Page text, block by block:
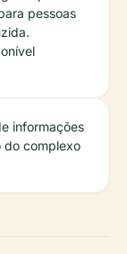
pessoas
informações
do complexo